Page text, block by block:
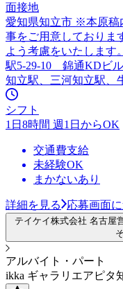
面接地
愛知県知立市 ※本原稿
事をご用意しておりま
よう考慮をいたします
駅5-29-10 錦通KDビ
知立駅、三河知立駅、
シフト
1日8時間 週1日からOK
交通費支給
未経験OK
まかないあり
詳細を見る 応募画面
テイケイ株式会社 名古屋
アルバイト・パート
ikka ギャラリエアピタ